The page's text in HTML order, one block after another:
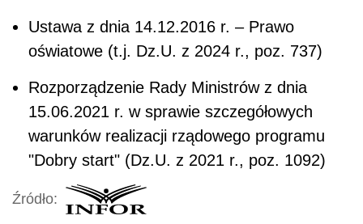
Ustawa z dnia 14.12.2016 r. – Prawo
oświatowe (t.j. Dz.U. z 2024 r., poz. 737)
Rozporządzenie Rady Ministrów z dnia
15.06.2021 r. w sprawie szczegółowych
warunków realizacji rządowego programu
"Dobry start" (Dz.U. z 2021 r., poz. 1092)
Źródło: